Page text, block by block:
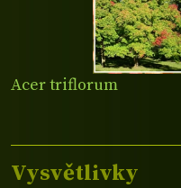
Acer triflorum
Vysvětlivky